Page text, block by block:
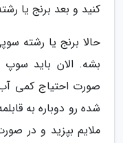
کنید و بعد برنج یا
بشه. الان باید سوپ
صورت احتیاج کمی
ملایم بپزید و در